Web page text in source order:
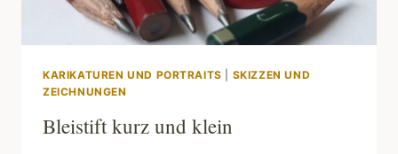
KARIKATUREN UND PORTRAITS
SKIZZEN UND
ZEICHNUNGEN
Bleistift kurz und klein